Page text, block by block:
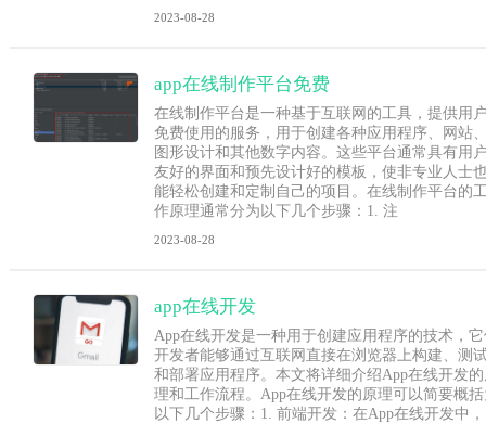
2023-08-28
app在线制作平台免费
在线制作平台是一种基于互联网的工具，提供用
免费使用的服务，用于创建各种应用程序、网站
图形设计和其他数字内容。这些平台通常具有用
友好的界面和预先设计好的模板，使非专业人士
能轻松创建和定制自己的项目。在线制作平台的
作原理通常分为以下几个步骤：1. 注
2023-08-28
app在线开发
App在线开发是一种用于创建应用程序的技术，
开发者能够通过互联网直接在浏览器上构建、测
和部署应用程序。本文将详细介绍App在线开发
理和工作流程。App在线开发的原理可以简要概
以下几个步骤：1. 前端开发：在App在线开发中，